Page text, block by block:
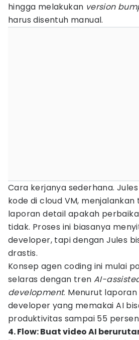
hingga melakukan version
harus disentuh manual.
Cara kerjanya sederhana.
kode di cloud VM,
laporan detail apakah
tidak. Proses ini biasanya
developer, tapi dengan Jules
drastis.
Konsep agen coding ini mulai
selaras dengan tren AI-
development. Menurut
developer yang memakai AI
produktivitas sampai 55
4. Flow: Buat video AI